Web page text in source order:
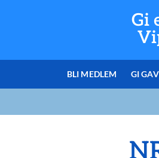
Gi
BLI MEDLEM GI